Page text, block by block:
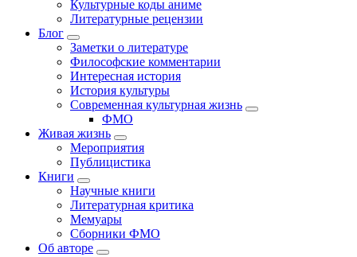
Культурные коды аниме
Литературные рецензии
Блог
Заметки о литературе
Философские комментарии
Интересная история
История культуры
Современная культурная жизнь
ФМО
Живая жизнь
Мероприятия
Публицистика
Книги
Научные книги
Литературная критика
Мемуары
Сборники ФМО
Об авторе